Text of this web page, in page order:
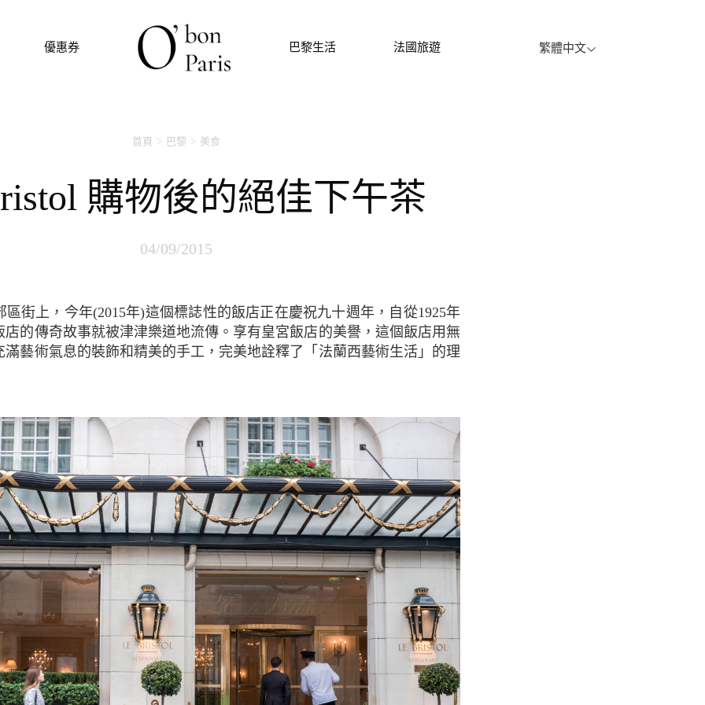
優惠券 巴黎生活 法國旅遊 繁體中文
首頁 巴黎 美食
購物後的絕佳下午茶
04/09/2015
店的傳奇故事就被津津樂道地流傳。享有皇宮飯店的美譽，這個飯店用無
滿藝術氣息的裝飾和精美的手工，完美地詮釋了「法蘭西藝術生活」的理